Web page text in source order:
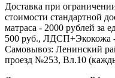
Доставка при
стоимости стандартной
матраса - 2000 рублей за
500 руб., ЛДСП+Экокожа
Самовывоз: Ленинский
проезд №253, Вл.10